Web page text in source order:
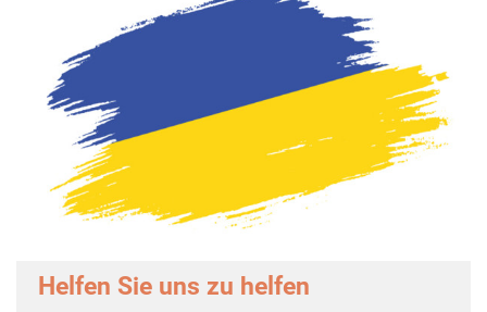
Helfen Sie uns zu helfen